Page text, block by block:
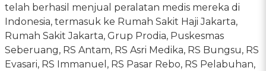
telah berhasil menjual peralatan medis mereka di
Indonesia, termasuk ke Rumah Sakit Haji Jakarta,
Rumah Sakit Jakarta, Grup Prodia, Puskesmas
Seberuang, RS Antam, RS Asri Medika, RS Bungsu, RS
Evasari, RS Immanuel, RS Pasar Rebo, RS Pelabuhan,